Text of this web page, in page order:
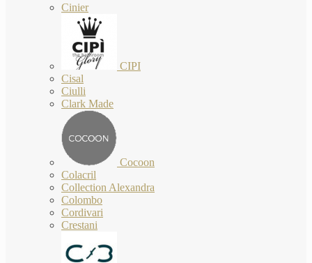
Cinier
CIPI
Cisal
Ciulli
Clark Made
Cocoon
Colacril
Collection Alexandra
Colombo
Cordivari
Crestani